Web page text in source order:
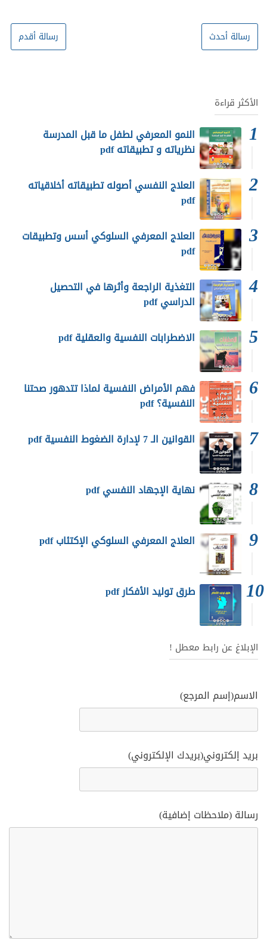
رسالة أحدث رسالة أقدم
الأكثر قراءة
النمو المعرفي لطفل ما قبل المدرسة
نظرياته و تطبيقاته pdf
العلاج النفسي أصوله تطبيقاته أخلاقياته
pdf
العلاج المعرفي السلوكي أسس وتطبيقات
pdf
التغذية الراجعة وأثرها في التحصيل
الدراسي pdf
الاضطرابات النفسية والعقلية pdf
فهم الأمراض النفسية لماذا تتدهور صحتنا
النفسية؟ pdf
القوانين الـ 7 لإدارة الضغوط النفسية pdf
نهاية الإجهاد النفسي pdf
العلاج المعرفي السلوكي الإكتئاب pdf
طرق توليد الأفكار pdf
الإبلاغ عن رابط معطل !
الاسم(إسم المرجع)
بريد إلكتروني(بريدك الإلكتروني)
رسالة (ملاحظات إضافية)